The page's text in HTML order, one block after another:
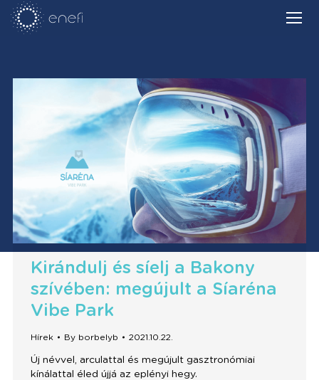
Kirándulj és síelj a Bakony
szívében: megújult a Síaréna
Vibe Park
Hírek By borbelyb 2021.10.22.
Új névvel, arculattal és megújult gasztronómiai
kínálattal éled újjá az eplényi hegy.